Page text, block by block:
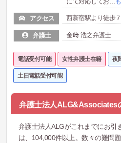
アクセス 西新宿駅より徒歩
弁護士 金﨑 浩之弁護士
電話受付可能 女性弁護士在籍 夜
土日電話受付可能
弁護士法人ALG&Associates
弁護士法人ALGがこれまでにお引
は、104,000件以上。数々の難問